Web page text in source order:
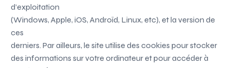
d’exploitation
(Windows, Apple, iOS, Androïd, Linux, etc), et la version de
ces
derniers. Par ailleurs, le site utilise des cookies pour stocker
des informations sur votre ordinateur et pour accéder à